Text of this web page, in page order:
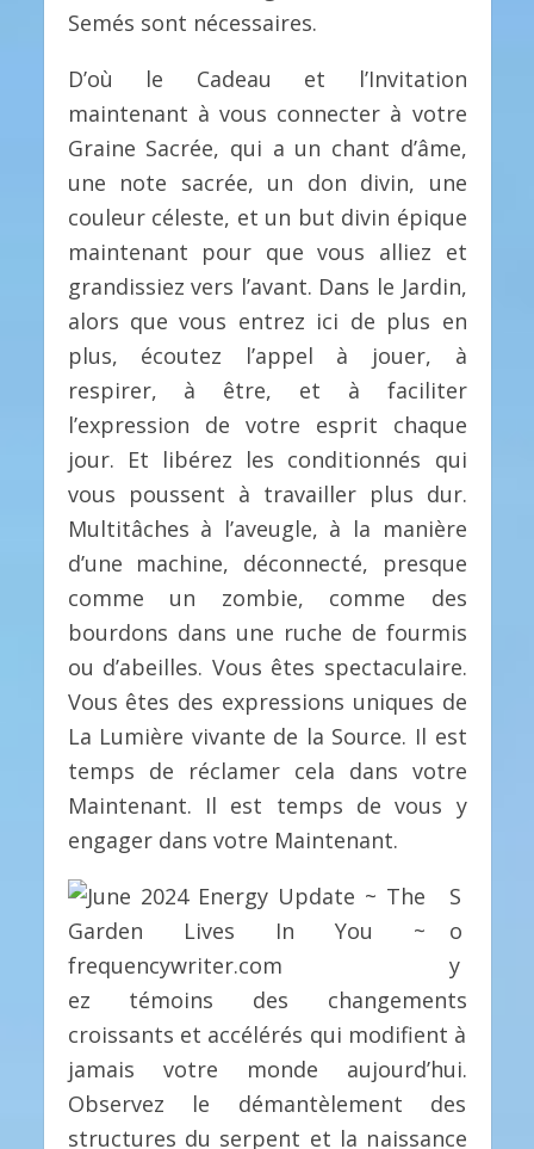
Semés sont nécessaires.
D’où le Cadeau et l’Invitation
maintenant à vous connecter à votre
Graine Sacrée, qui a un chant d’âme,
une note sacrée, un don divin, une
couleur céleste, et un but divin épique
maintenant pour que vous alliez et
grandissiez vers l’avant. Dans le Jardin,
alors que vous entrez ici de plus en
plus, écoutez l’appel à jouer, à
respirer, à être, et à faciliter
l’expression de votre esprit chaque
jour. Et libérez les conditionnés qui
vous poussent à travailler plus dur.
Multitâches à l’aveugle, à la manière
d’une machine, déconnecté, presque
comme un zombie, comme des
bourdons dans une ruche de fourmis
ou d’abeilles. Vous êtes spectaculaire.
Vous êtes des expressions uniques de
La Lumière vivante de la Source. Il est
temps de réclamer cela dans votre
Maintenant. Il est temps de vous y
engager dans votre Maintenant.
S
o
y
ez témoins des changements
croissants et accélérés qui modifient à
jamais votre monde aujourd’hui.
Observez le démantèlement des
structures du serpent et la naissance